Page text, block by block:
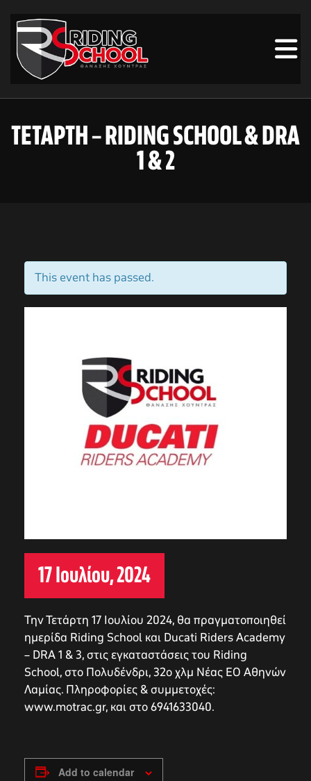
ΤΕΤΆΡΤΗ – RIDING SCHOOL & DRA
1 & 2
This event has passed.
17 Ιουλίου, 2024
Την Τετάρτη 17 Ιουλίου 2024, θα πραγματοποιηθεί
ημερίδα Riding School και Ducati Riders Academy
– DRA 1 & 3, στις εγκαταστάσεις του Riding
School, στο Πολυδένδρι, 32ο χλμ Νέας ΕΟ Αθηνών
Λαμίας. Πληροφορίες & συμμετοχές:
www.motrac.gr, και στο 6941633040.
Add to calendar